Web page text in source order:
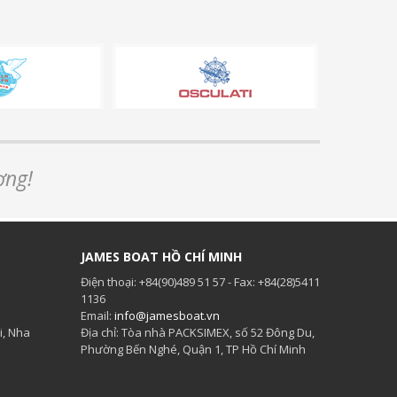
Nha
JAMES BOAT HỒ CHÍ MINH
Điện thoại: +84(90)489 51 57 - Fax: +84(28)5411
1136
Email: info@jamesboat.vn
Địa chỉ: Tòa nhà PACKSIMEX, số 52 Đông Du,
Phường Bến Nghé, Quận 1, TP Hồ Chí Minh